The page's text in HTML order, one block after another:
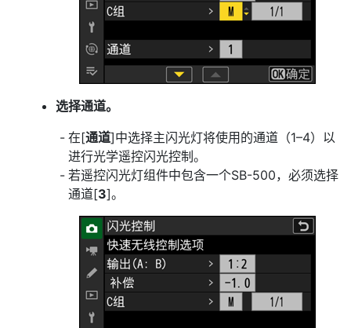
选择通道。
在[通道]中选择主闪光灯将使用的通道（1–4）以
进行光学遥控闪光控制。
若遥控闪光灯组件中包含一个SB-500，必须选择
通道[3]。